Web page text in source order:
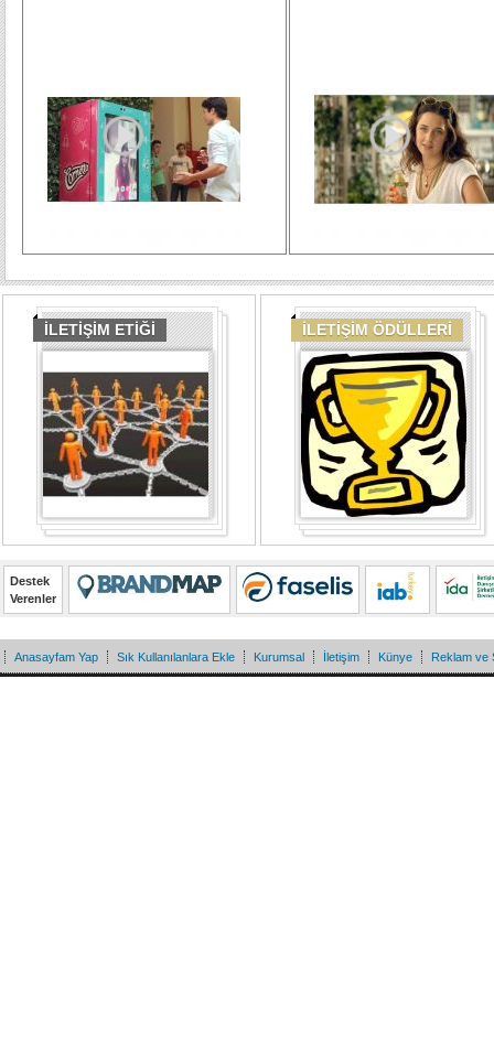
İLETİŞİM ETİĞİ İLETİŞİM ÖDÜLLERİ
Destek
Verenler
Anasayfam Yap Sık Kullanılanlara Ekle Kurumsal İletişim Künye Reklam ve